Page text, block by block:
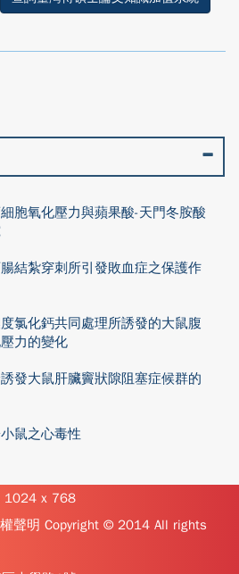
胞氧化壓力與蘋果酸-天門冬胺酸
結紮穿刺所引發敗血症之保護作
氯化鈣共同處理所誘發的大鼠腹
力的變化
發大鼠肝臟竇狀隙阻塞症候群的
鼠之心毒性
1024 x 768
聲明 Copyright © 2014 All rights